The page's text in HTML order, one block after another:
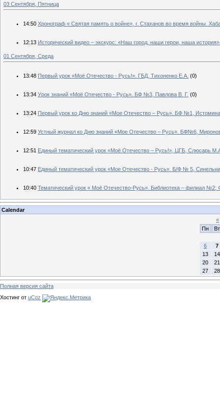
03 Сентября, Пятница
14:50 Хронограф « Святая память о войне», г. Стаханов во время войны.
12:13 Исторический видео – экскурс: «Наш город, наши герои, наша
01 Сентября, Среда
13:48 Первый урок «Моё Отечество - Русь!». ГБД, Тихоненко Е.А. (0)
13:34 Урок знаний «Моё Отечество - Русь». БФ №3, Павлова В. Г. (0)
13:24 Первый урок ко Дню знаний «Мое Отечество – Русь». БФ №1,
12:59 Устный журнал ко Дню знаний «Мое Отечество – Русь». БФ№6,
12:51 Единый тематический урок «Моё Отечество – Русь!», ЦГБ, Слюсарь
10:47 Единый тематический урок «Мое Отечество - Русь». Б/Ф № 5,
10:40 Тематический урок « Моё Отечество-Русь». Библиотека – филиал
Calendar
«
Пн
Вт
6
7
13
14
20
21
27
28
Полная версия сайта
Хостинг от uCoz